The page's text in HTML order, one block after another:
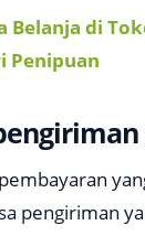
Belanja di
Penipuan
pengiriman